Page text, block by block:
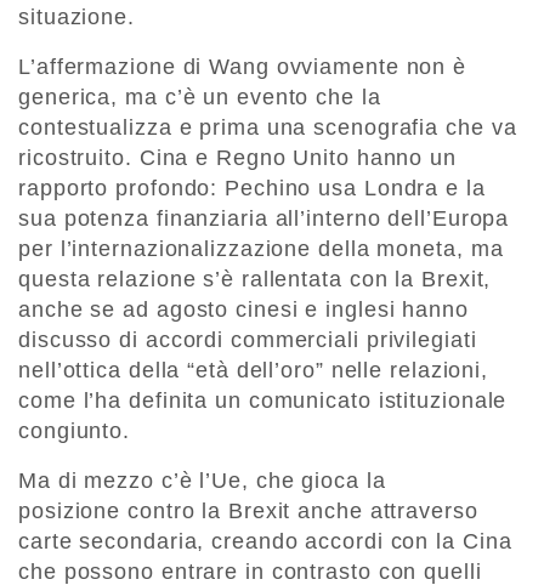
situazione.
L’affermazione di Wang ovviamente non è
generica, ma c’è un evento che la
contestualizza e prima una scenografia che va
ricostruito. Cina e Regno Unito hanno un
rapporto profondo: Pechino usa Londra e la
sua potenza finanziaria all’interno dell’Europa
per l’internazionalizzazione della moneta, ma
questa relazione s’è rallentata con la Brexit,
anche se ad agosto cinesi e inglesi hanno
discusso di accordi commerciali privilegiati
nell’ottica della “età dell’oro” nelle relazioni,
come l’ha definita un comunicato istituzionale
congiunto.
Ma di mezzo c’è l’Ue, che gioca la
posizione contro la Brexit anche attraverso
carte secondaria, creando accordi con la Cina
che possono entrare in contrasto con quelli